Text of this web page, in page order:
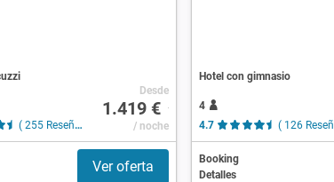
( 255 Reseñas )
Desde
1.419 €
/ noche
Ver oferta
Hotel con gimnasio
4
4.7
( 126 Reseñas )
Booking
Detalles